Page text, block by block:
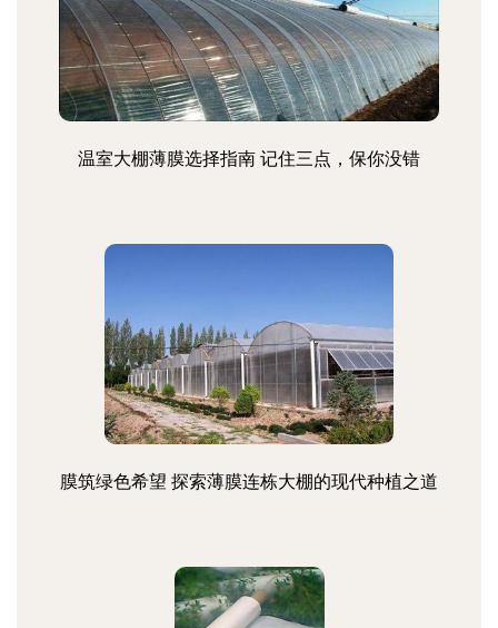
温室大棚薄膜选择指南 记住三点，保你没错
膜筑绿色希望 探索薄膜连栋大棚的现代种植之道